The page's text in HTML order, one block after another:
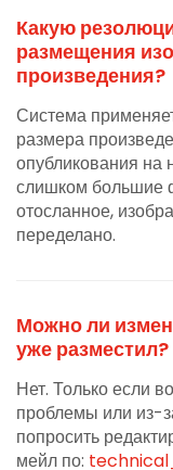
Какую
размещения
произведения?
Система
размера
опубликования на
слишком большие
отосланное,
переделано.
Можно ли
уже разместил?
Нет. Только если
проблемы или из-
попросить
мейл по: